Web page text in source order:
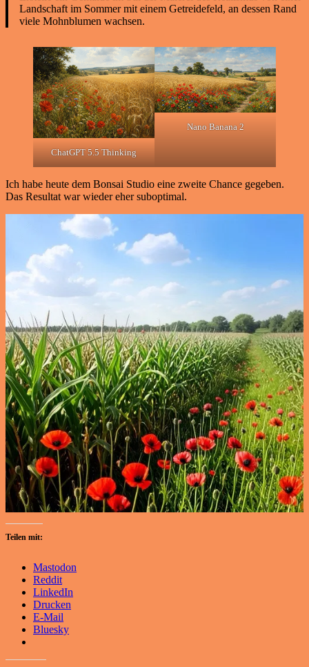
Landschaft im Sommer mit einem Getreidefeld, an dessen Rand
viele Mohnblumen wachsen.
ChatGPT 5.5 Thinking
Nano Banana 2
Ich habe heute dem Bonsai Studio eine zweite Chance gegeben.
Das Resultat war wieder eher suboptimal.
Teilen mit:
Mastodon
Reddit
LinkedIn
Drucken
E-Mail
Bluesky